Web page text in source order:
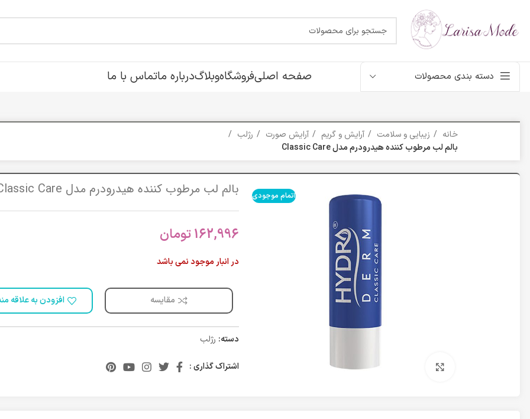
دسته بندی محصولات صفحه اصلیفروشگاهوبلاگدرباره ماتماس با ما
خانه زیبایی و سلامت آرایش و گریم آرایش صورت
رژلب
بالم لب مرطوب کننده هیدرودرم مدل Classic Care
اتمام موجودی
برای بزرگنمایی کلیک کنید
بالم لب مرطوب کننده هیدرودرم مدل Classic Care
162,996تومان
در انبار موجود نمی باشد
مقایسه افزودن به علاقه
دسته: رژلب
اشتراک گذاری :